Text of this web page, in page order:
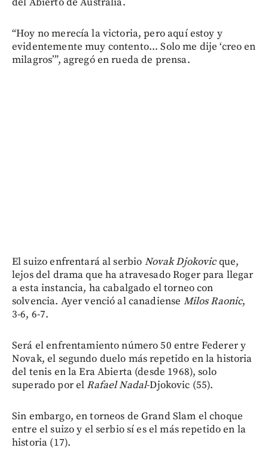
“Hoy no merecía la victoria, pero aquí estoy y
evidentemente muy contento... Solo me dije ‘creo en
milagros’”, agregó en rueda de prensa.
El suizo enfrentará al serbio Novak Djokovicque,
lejos del drama que ha atravesado Roger para llegar
a esta instancia, ha cabalgado el torneo con
solvencia. Ayer venció al canadiense Milos Raonic,
3-6, 6-7.
Será el enfrentamiento número 50 entre Federer y
Novak, el segundo duelo más repetido en la historia
del tenis en la Era Abierta (desde 1968), solo
superado por elRafael Nadal-Djokovic (55).
Sin embargo, en torneos de Grand Slam el choque
entre el suizo y el serbio sí es el más repetido en la
historia (17).